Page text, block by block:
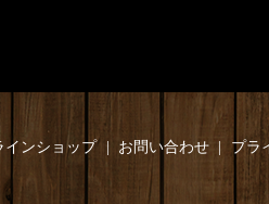
インショップ お問い合わせ プラ